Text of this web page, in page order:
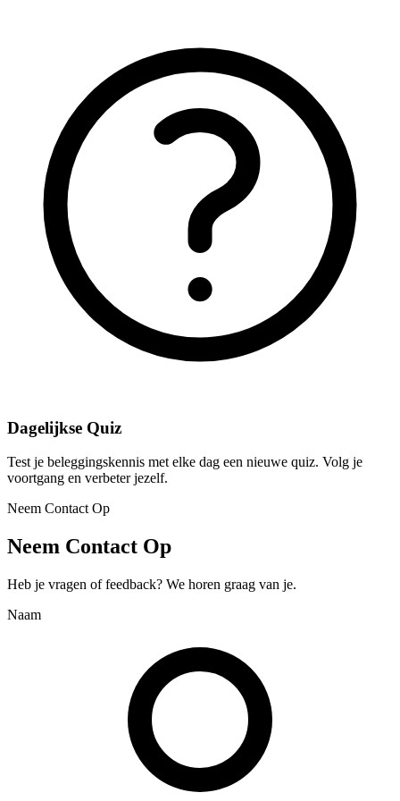
Dagelijkse Quiz
Test je beleggingskennis met elke dag een nieuwe quiz. Volg je
voortgang en verbeter jezelf.
Neem Contact Op
Neem Contact Op
Heb je vragen of feedback? We horen graag van je.
Naam